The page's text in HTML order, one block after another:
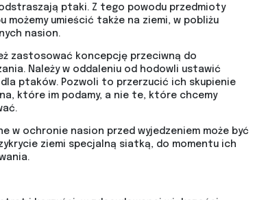
ptaki. Z tego powodu przedmioty
możemy umieścić także na ziemi, w pobliżu
nasion.
zastosować koncepcję przeciwną do
Należy w oddaleniu od hodowli ustawić
dla ptaków. Pozwoli to przerzucić ich skupienie
które im podamy, a nie te, które chcemy
w ochronie nasion przed wyjedzeniem może być
ziemi specjalną siatką, do momentu ich